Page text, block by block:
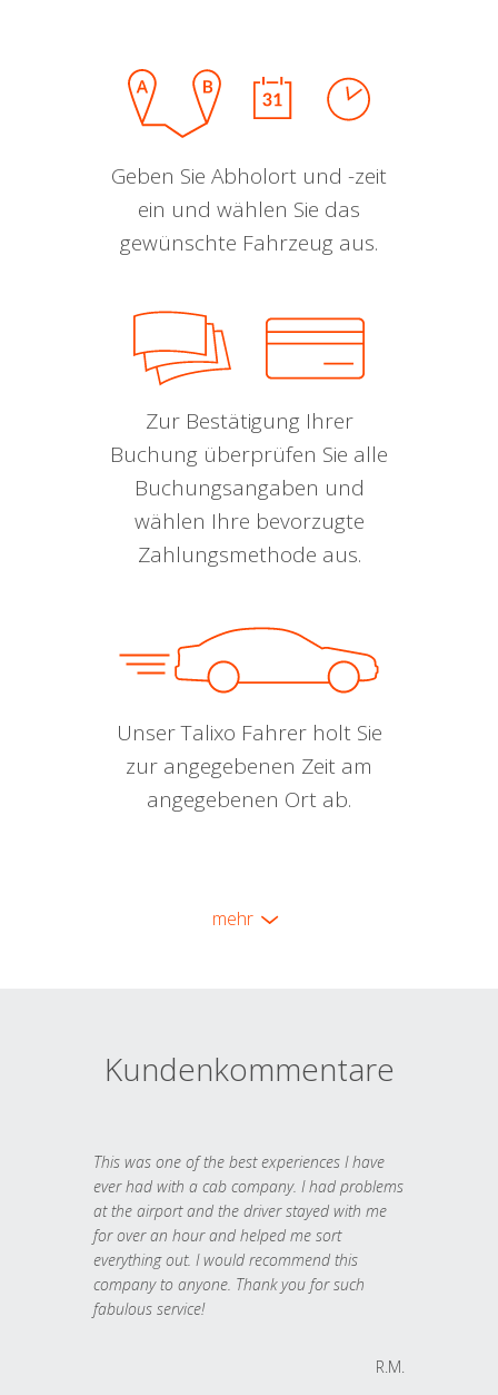
Geben Sie Abholort und -zeit
ein und wählen Sie das
gewünschte Fahrzeug aus.
Zur Bestätigung Ihrer
Buchung überprüfen Sie alle
Buchungsangaben und
wählen Ihre bevorzugte
Zahlungsmethode aus.
Unser Talixo Fahrer holt Sie
zur angegebenen Zeit am
angegebenen Ort ab.
mehr
Kundenkommentare
This was one of the best experiences I have
ever had with a cab company. I had problems
at the airport and the driver stayed with me
for over an hour and helped me sort
everything out. I would recommend this
company to anyone. Thank you for such
fabulous service!
R.M.